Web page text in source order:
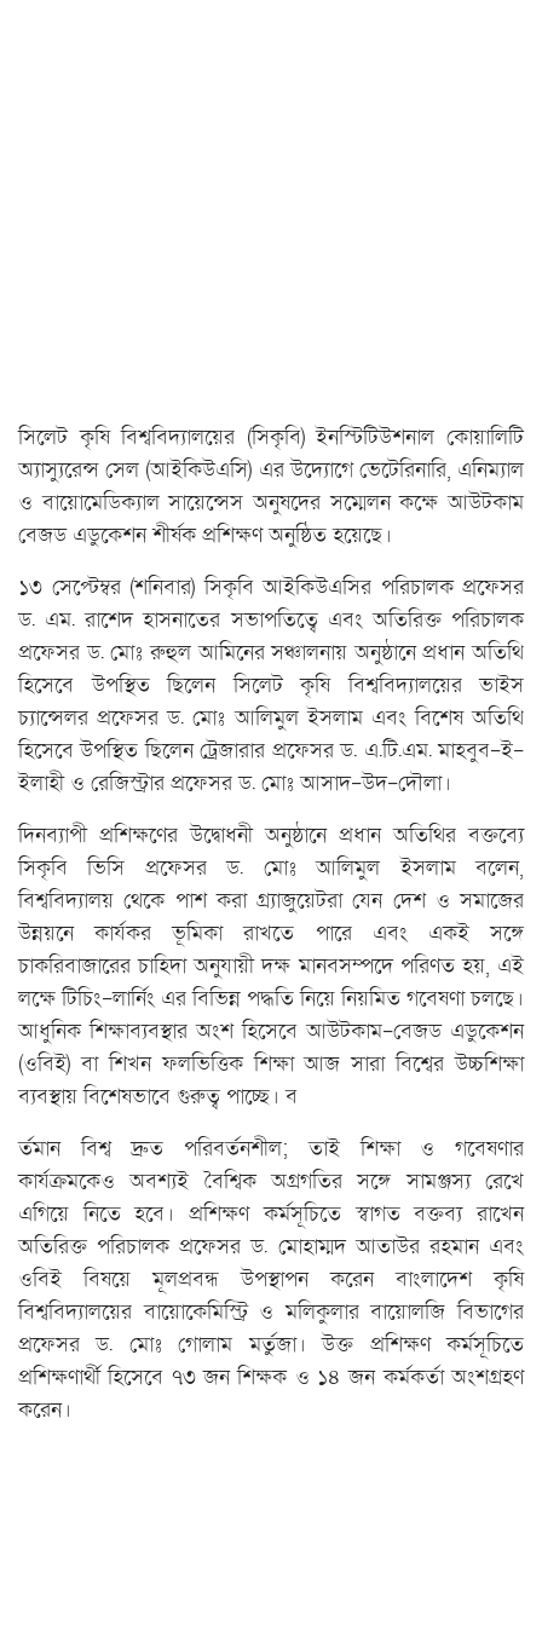
সিলেট কৃষি বিশ্ববিদ্যালয়ের (সিকৃবি) ইনস্টিটিউশনাল কোয়ালিটি
অ্যাস্যুরেন্স সেল (আইকিউএসি) এর উদ্যোগে ভেটেরিনারি, এনিম্যাল
ও বায়োমেডিক্যাল সায়েন্সেস অনুষদের সম্মেলন কক্ষে আউটকাম
বেজড এডুকেশন শীর্ষক প্রশিক্ষণ অনুষ্ঠিত হয়েছে।
১৩ সেপ্টেম্বর (শনিবার) সিকৃবি আইকিউএসির পরিচালক প্রফেসর
ড. এম. রাশেদ হাসনাতের সভাপতিত্বে এবং অতিরিক্ত পরিচালক
প্রফেসর ড. মোঃ রুহুল আমিনের সঞ্চালনায় অনুষ্ঠানে প্রধান অতিথি
হিসেবে উপস্থিত ছিলেন সিলেট কৃষি বিশ্ববিদ্যালয়ের ভাইস
চ্যান্সেলর প্রফেসর ড. মোঃ আলিমুল ইসলাম এবং বিশেষ অতিথি
হিসেবে উপস্থিত ছিলেন ট্রেজারার প্রফেসর ড. এ.টি.এম. মাহবুব-ই-
ইলাহী ও রেজিস্ট্রার প্রফেসর ড. মোঃ আসাদ-উদ-দৌলা।
দিনব্যাপী প্রশিক্ষণের উদ্বোধনী অনুষ্ঠানে প্রধান অতিথির বক্তব্যে
সিকৃবি ভিসি প্রফেসর ড. মোঃ আলিমুল ইসলাম বলেন,
বিশ্ববিদ্যালয় থেকে পাশ করা গ্র্যাজুয়েটরা যেন দেশ ও সমাজের
উন্নয়নে কার্যকর ভূমিকা রাখতে পারে এবং একই সঙ্গে
চাকরিবাজারের চাহিদা অনুযায়ী দক্ষ মানবসম্পদে পরিণত হয়, এই
লক্ষে টিচিং-লার্নিং এর বিভিন্ন পদ্ধতি নিয়ে নিয়মিত গবেষণা চলছে।
আধুনিক শিক্ষাব্যবস্থার অংশ হিসেবে আউটকাম-বেজড এডুকেশন
(ওবিই) বা শিখন ফলভিত্তিক শিক্ষা আজ সারা বিশ্বের উচ্চশিক্ষা
ব্যবস্থায় বিশেষভাবে গুরুত্ব পাচ্ছে। ব
র্তমান বিশ্ব দ্রুত পরিবর্তনশীল; তাই শিক্ষা ও গবেষণার
কার্যক্রমকেও অবশ্যই বৈশ্বিক অগ্রগতির সঙ্গে সামঞ্জস্য রেখে
এগিয়ে নিতে হবে। প্রশিক্ষণ কর্মসূচিতে স্বাগত বক্তব্য রাখেন
অতিরিক্ত পরিচালক প্রফেসর ড. মোহাম্মদ আতাউর রহমান এবং
ওবিই বিষয়ে মূলপ্রবন্ধ ‍উপস্থাপন করেন বাংলাদেশ কৃষি
বিশ্ববিদ্যালয়ের বায়োকেমিস্ট্রি ও মলিকুলার বায়োলজি বিভাগের
প্রফেসর ড. মোঃ গোলাম মর্তুজা। উক্ত প্রশিক্ষণ কর্মসূচিতে
প্রশিক্ষণার্থী হিসেবে ৭৩ জন শিক্ষক ও ১৪ জন কর্মকর্তা অংশগ্রহণ
করেন।